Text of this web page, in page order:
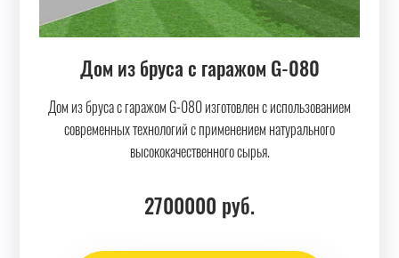
Дом из бруса с гаражом G-080
Дом из бруса с гаражом G-080 изготовлен с использованием
современных технологий с применением натурального
высококачественного сырья.
2700000 руб.